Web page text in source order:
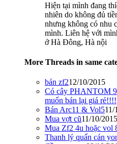
Hiện tại mình đang
nhiên do không đủ
nhưng không có nhu
mình. Liên hệ với
ở Hà Đông, Hà nội
More Threads in same
bán zf212/10/2015
Có cây PHANTOM
muốn bán lại giá rẻ!!!!
Bán Arc11 & Vol511/
Mua vợt cũ11/10/2015
Mua Zf2 4u hoặc vol
Thanh lý quấn cán